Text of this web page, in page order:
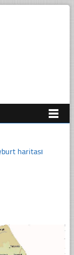
haritası